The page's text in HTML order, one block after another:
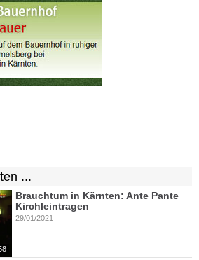
...
Brauchtum in Kärnten: Ante Pante
Kirchleintragen
29/01/2021